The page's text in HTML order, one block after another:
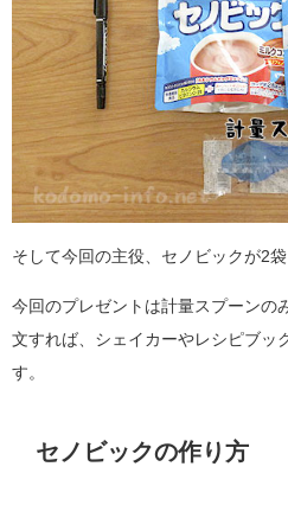
そして今回の主役、セノビックが2
今回のプレゼントは計量スプーンの
文すれば、シェイカーやレシピブッ
す。
セノビックの作り方